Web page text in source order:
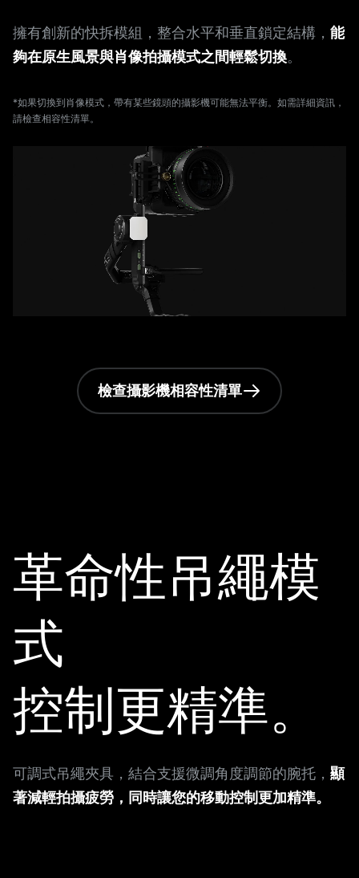
擁有創新的快拆模組，整合水平和垂直鎖定結構， 能
夠在原生風景與肖像拍攝模式之間輕鬆切換。
*如果切換到肖像模式，帶有某些鏡頭的攝影機可能無法平衡。如需詳細資訊，
請檢查相容性清單。
檢查攝影機相容性清單
革命性吊繩模
式
控制更精準。
可調式吊繩夾具，結合支援微調角度調節的腕托， 顯
著減輕拍攝疲勞，同時讓您的移動控制更加精準。